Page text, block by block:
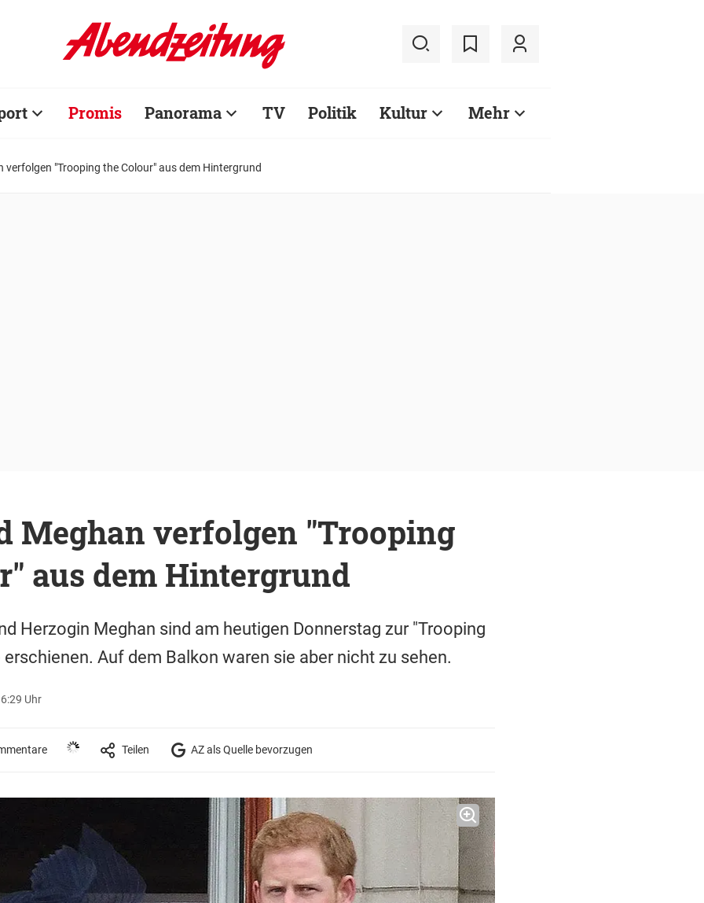
Promis Panorama TV Politik Kultur Mehr
verfolgen "Trooping the Colour" aus dem Hintergrund
Meghan verfolgen "Trooping
aus dem Hintergrund
Herzogin Meghan sind am heutigen Donnerstag zur "Trooping
Auf dem Balkon waren sie aber nicht zu sehen.
Uhr
Teilen AZ als Quelle bevorzugen